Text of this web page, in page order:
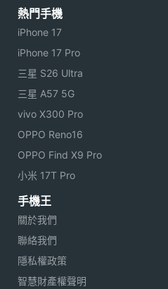
熱門手機
iPhone 17
iPhone 17 Pro
三星 S26 Ultra
三星 A57 5G
vivo X300 Pro
OPPO Reno16
OPPO Find X9 Pro
小米 17T Pro
手機王
關於我們
聯絡我們
隱私權政策
智慧財產權聲明